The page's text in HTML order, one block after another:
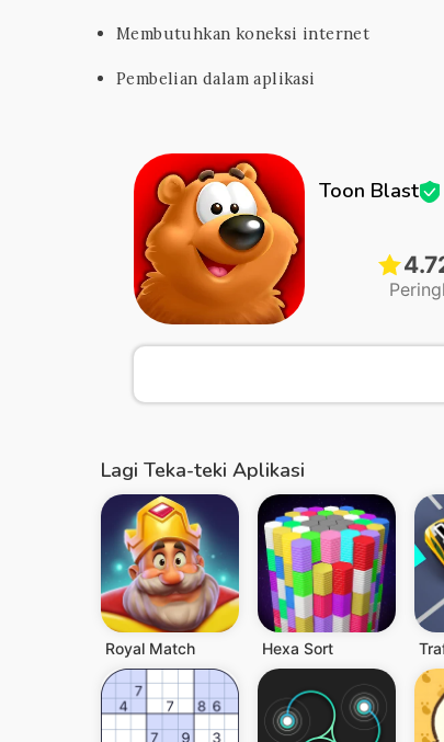
Membutuhkan koneksi internet
Pembelian dalam aplikasi
Toon Blast
Lagi Teka-teki Aplikasi
Royal Match Hexa Sort